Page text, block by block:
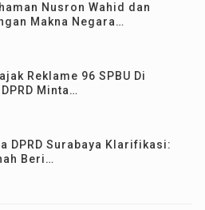
Nusron Wahid dan
Makna Negara…
Reklame 96 SPBU Di
Minta…
DPRD Surabaya Klarifikasi:
Beri…